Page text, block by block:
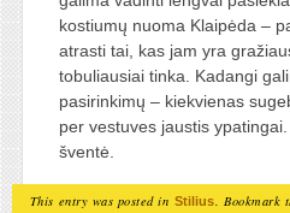
kostiumų nuoma Klaipėda –
atrasti tai, kas jam yra
tobuliausiai tinka. Kadangi
pasirinkimų – kiekvienas
per vestuves jaustis
šventė.
This entry was posted in Stilius . Bookmark